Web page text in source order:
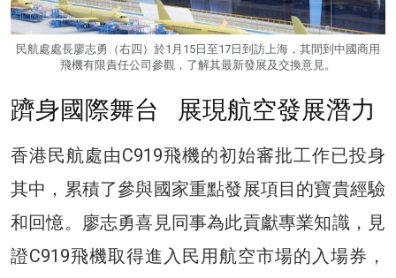
民航處處長廖志勇（右四）於1月15日至17日到訪上海，其間到中國商用
飛機有限責任公司參觀，了解其最新發展及交換意見。
躋身國際舞台 展現航空發展潛力
香港民航處由C919飛機的初始審批工作已投身
其中，累積了參與國家重點發展項目的寶貴經驗
和回憶。廖志勇喜見同事為此貢獻專業知識，見
證C919飛機取得進入民用航空市場的入場券，